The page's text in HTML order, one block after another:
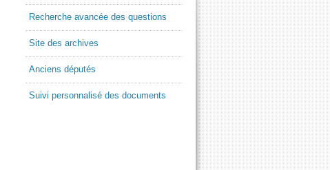
Recherche avancée des questions
Site des archives
Anciens députés
Suivi personnalisé des documents